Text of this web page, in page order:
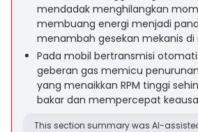
mendadak menghilangkan
membuang energi menjadi
menambah gesekan mekanis di
Pada mobil bertransmisi
geberan gas memicu
yang menaikkan RPM tinggi
bakar dan mempercepat
This section summary was AI-